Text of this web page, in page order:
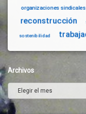
organizaciones sindicales
reconstrucción
sostenibilidad
Archivos
Archivos